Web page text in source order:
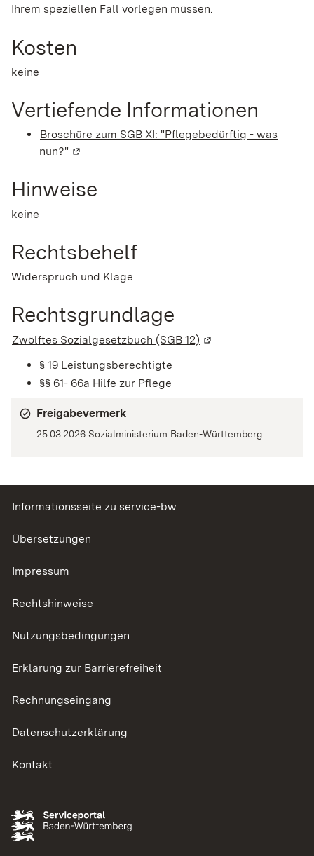
Ihrem speziellen Fall vorlegen müssen.
Kosten
keine
Vertiefende Informationen
Broschüre zum SGB XI: "Pflegebedürftig - was
nun?" (Wird in einem neuen Fenster geöffnet)
Hinweise
keine
Rechtsbehelf
Widerspruch und Klage
Rechtsgrundlage
Zwölftes Sozialgesetzbuch (SGB 12) (Wird in einem
§ 19 Leistungsberechtigte
§§ 61- 66a Hilfe zur Pflege
Freigabevermerk
25.03.2026 Sozialministerium Baden-Württemberg
Informationsseite zu service-bw
Übersetzungen
Impressum
Rechtshinweise
Nutzungsbedingungen
Erklärung zur Barrierefreiheit
Rechnungseingang
Datenschutzerklärung
Kontakt